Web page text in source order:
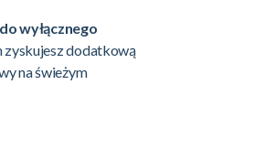
wyłącznego
zyskujesz dodatkową
na świeżym